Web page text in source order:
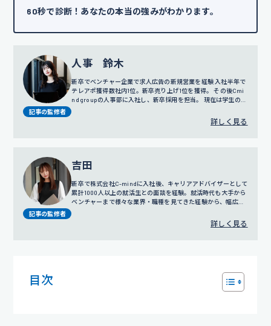
60秒で診断！あなたの本当の強みがわかります。
記事の監修者
人事 鈴木
新卒でベンチャー企業で求人広告の新規営業を経験 入社半年で
テレアポ獲得数社内1位。新卒売り上げ1位を獲得。 その後Cmi
nd groupの人事部に入社し、新卒採用を担当。 現在は学生の面
詳しく見る
記事の監修者
吉田
新卒で株式会社C-mindに入社後、キャリアアドバイザーとして
累計1000人以上の就活生との面談を経験。就活時代も大手から
ベンチャーまで様々な業界・職種を見てきた経験から、幅広い
詳しく見る
目次